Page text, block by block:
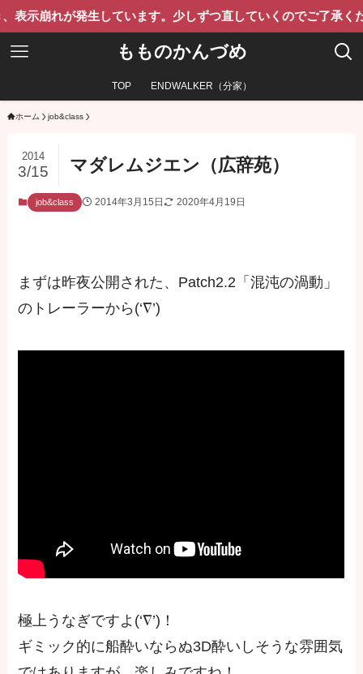
発生しています。少しずつ直していくのでご了承ください。
もものかんづめ
TOP ENDWALKER（分家）
ホーム job&class
マダレムジエン（広辞苑）
2014
3/15
job&class 2014年3月15日 2020年4月19日
まずは昨夜公開された、Patch2.2「混沌の渦動」
のトレーラーから(‘∇’)
極上うなぎですよ(‘∇’)！
ギミック的に船酔いならぬ3D酔いしそうな雰囲気